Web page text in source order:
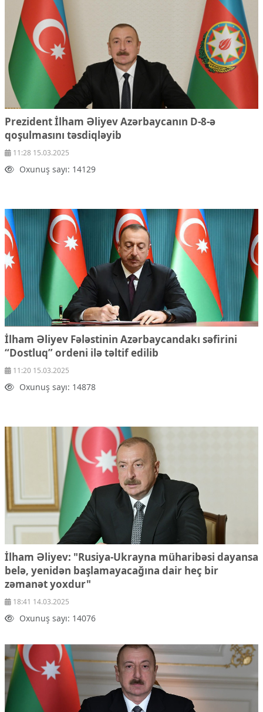
Prezident İlham Əliyev Azərbaycanın D-8-ə
qoşulmasını təsdiqləyib
11:28 15.03.2025
Oxunuş sayı: 14129
İlham Əliyev Fələstinin Azərbaycandakı səfirini
“Dostluq” ordeni ilə təltif edilib
11:20 15.03.2025
Oxunuş sayı: 14878
İlham Əliyev: "Rusiya-Ukrayna müharibəsi dayansa
belə, yenidən başlamayacağına dair heç bir
zəmanət yoxdur"
18:41 14.03.2025
Oxunuş sayı: 14076